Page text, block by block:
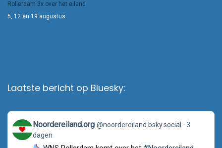
Rollerdam 3x over het eiland
5, 12 en 19 augustus
Laatste bericht op Bluesky:
View
post
by
Noordereiland.org
Noordereiland.org @noordereiland.bsky.social
3
dagen